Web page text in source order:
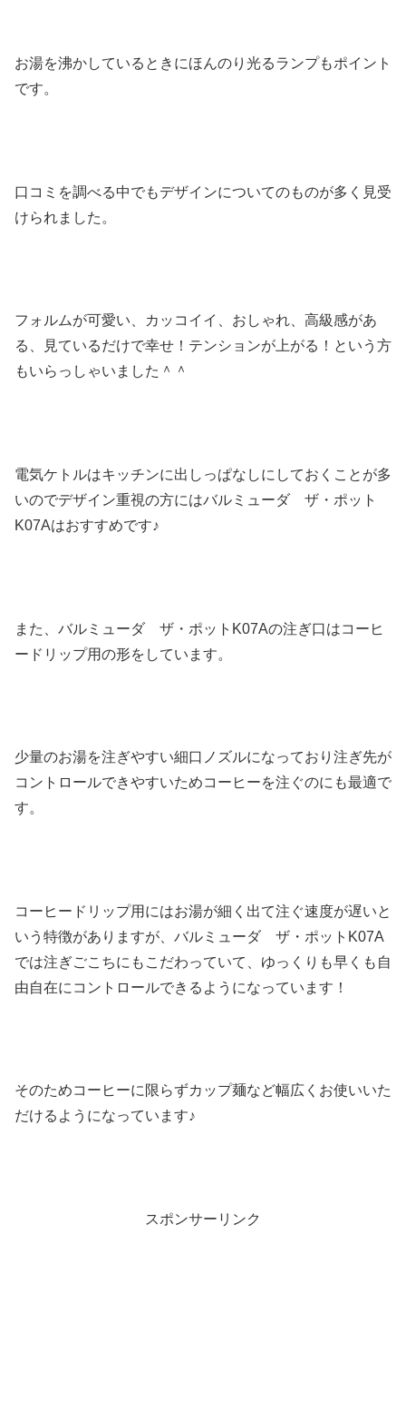
お湯を沸かしているときにほんのり光るランプもポイント
です。
口コミを調べる中でもデザインについてのものが多く見受
けられました。
フォルムが可愛い、カッコイイ、おしゃれ、高級感があ
る、見ているだけで幸せ！テンションが上がる！という方
もいらっしゃいました＾＾
電気ケトルはキッチンに出しっぱなしにしておくことが多
いのでデザイン重視の方にはバルミューダ ザ・ポット
K07Aはおすすめです♪
また、バルミューダ ザ・ポットK07Aの注ぎ口はコーヒ
ードリップ用の形をしています。
少量のお湯を注ぎやすい細口ノズルになっており注ぎ先が
コントロールできやすいためコーヒーを注ぐのにも最適で
す。
コーヒードリップ用にはお湯が細く出て注ぐ速度が遅いと
いう特徴がありますが、バルミューダ ザ・ポットK07A
では注ぎごこちにもこだわっていて、ゆっくりも早くも自
由自在にコントロールできるようになっています！
そのためコーヒーに限らずカップ麺など幅広くお使いいた
だけるようになっています♪
スポンサーリンク